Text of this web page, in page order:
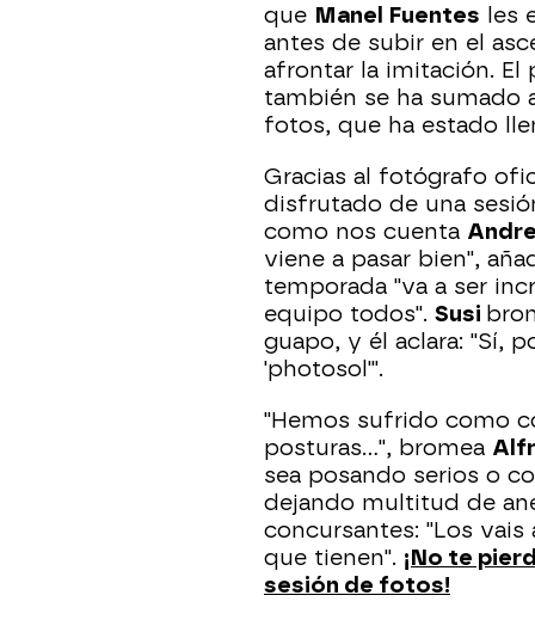
que Manel Fuentes les
antes de subir en el
afrontar la imitación. El
también se ha sumado
fotos, que ha estado
Gracias al fotógrafo
disfrutado de una
como nos cuenta
viene a pasar bien",
temporada "va a ser
equipo todos". Susi
guapo, y él aclara: "Sí,
'photosol'".
"Hemos sufrido como
posturas...", bromea
sea posando serios o
dejando multitud de
concursantes: "Los
que tienen". ¡No te
sesión de fotos!